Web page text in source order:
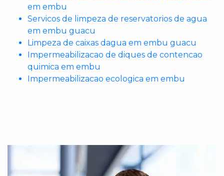
em embu
Servicos de limpeza de reservatorios de agua
em embu guacu
Limpeza de caixas dagua em embu guacu
Impermeabilizacao de diques de contencao
quimica em embu
Impermeabilizacao ecologica em embu